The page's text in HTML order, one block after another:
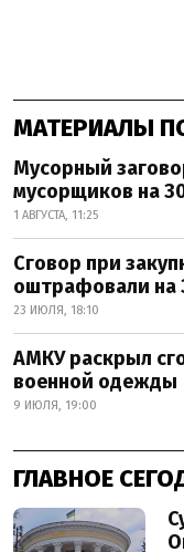
МАТЕРИАЛЫ
Мусорный
мусорщиков на
1 АВГУСТА, 11:25
Сговор при
оштрафовали на
23 ИЮЛЯ, 18:10
АМКУ раскрыл
военной одежды
9 ИЮЛЯ, 19:00
ГЛАВНОЕ